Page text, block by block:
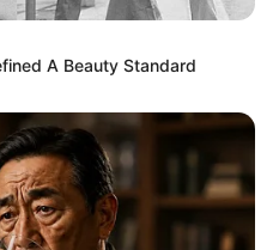
A Beauty Standard